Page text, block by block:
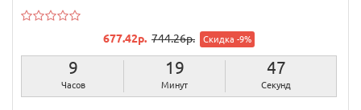
677.42р. 744.26р. Скидка -9%
9
Часов
19
Минут
46
Секунд